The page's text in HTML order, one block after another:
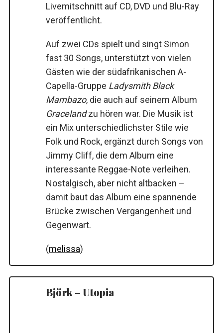
Livemitschnitt auf CD, DVD und Blu-Ray
veröffentlicht.
Auf zwei CDs spielt und singt Simon
fast 30 Songs, unterstützt von vielen
Gästen wie der südafrikanischen A-
Capella-Gruppe Ladysmith Black
Mambazo, die auch auf seinem Album
Gracelandzu hören war. Die Musik ist
ein Mix unterschiedlichster Stile wie
Folk und Rock, ergänzt durch Songs von
Jimmy Cliff, die dem Album eine
interessante Reggae-Note verleihen.
Nostalgisch, aber nicht altbacken –
damit baut das Album eine spannende
Brücke zwischen Vergangenheit und
Gegenwart.
(melissa)
Björk – Utopia